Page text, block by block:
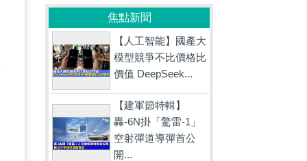
焦點新聞
【人工智能】國產大
模型競爭不比價格比
價值 DeepSeek...
【建軍節特輯】
轟-6N掛「驚雷-1」
空射彈道導彈首公
開...